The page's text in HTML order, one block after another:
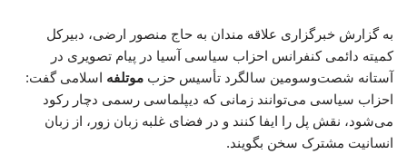
به گزارش خبرگزاری علاقه مندان به حاج منصور ارضی، دبیرکل
کمیته دائمی کنفرانس احزاب سیاسی آسیا در پیام تصویری در
آستانه شصت‌وسومین سالگرد تأسیس حزب موتلفه اسلامی گفت:
احزاب سیاسی می‌توانند زمانی که دیپلماسی رسمی دچار رکود
می‌شود، نقش پل را ایفا کنند و در فضای غلبه زبان زور، از زبان
انسانیت مشترک سخن بگویند.